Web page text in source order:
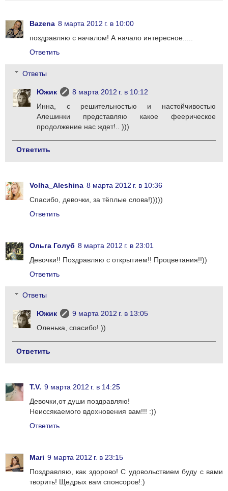
Bazena 8 марта 2012 г. в 10:00
поздравляю с началом! А начало интересное.....
Ответить
Ответы
Южик
8 марта 2012 г. в 10:12
Инна, с решительностью и настойчивостью
Алешинки представляю какое феерическое
продолжение нас ждет!.. )))
Ответить
Volha_Aleshina 8 марта 2012 г. в 10:36
Спасибо, девочки, за тёплые слова!)))))
Ответить
Ольга Голуб 8 марта 2012 г. в 23:01
Девочки!! Поздравляю с открытием!! Процветания!!))
Ответить
Ответы
Южик
9 марта 2012 г. в 13:05
Оленька, спасибо! ))
Ответить
T.V. 9 марта 2012 г. в 14:25
Девочки,от души поздравляю!
Неиссякаемого вдохновения вам!!! :))
Ответить
Mari 9 марта 2012 г. в 23:15
Поздравляю, как здорово! С удовольствием буду с вами
творить! Щедрых вам спонсоров!:)